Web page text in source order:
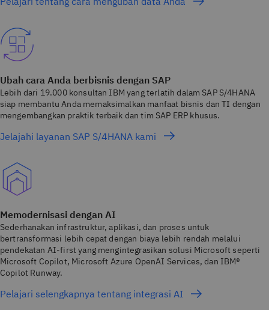
Ubah cara Anda berbisnis dengan SAP
Lebih dari 19.000 konsultan IBM yang terlatih dalam SAP S/4HANA
siap membantu Anda memaksimalkan manfaat bisnis dan TI dengan
mengembangkan praktik terbaik dan tim SAP ERP khusus.
Jelajahi layanan SAP S/4HANA kami
Memodernisasi dengan AI
Sederhanakan infrastruktur, aplikasi, dan proses untuk
bertransformasi lebih cepat dengan biaya lebih rendah melalui
pendekatan AI-first yang mengintegrasikan solusi Microsoft seperti
Microsoft Copilot, Microsoft Azure OpenAI Services, dan IBM®
Copilot Runway.
Pelajari selengkapnya tentang integrasi AI